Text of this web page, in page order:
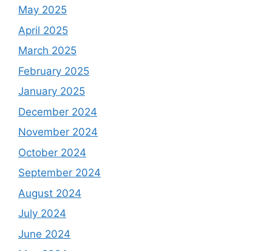
May 2025
April 2025
March 2025
February 2025
January 2025
December 2024
November 2024
October 2024
September 2024
August 2024
July 2024
June 2024